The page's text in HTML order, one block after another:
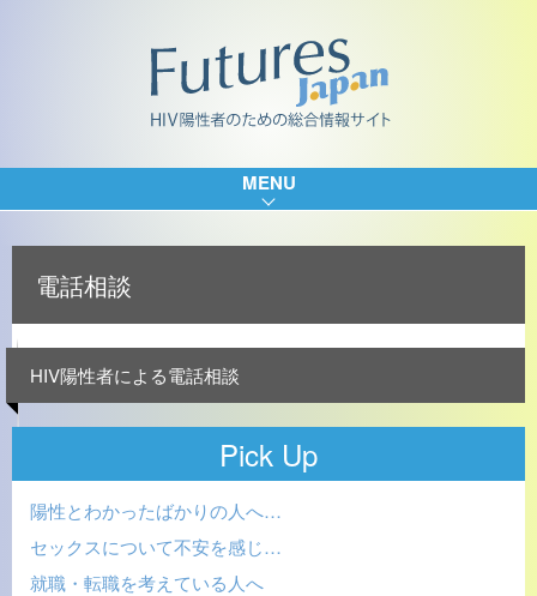
MENU
電話相談
HIV陽性者による電話相談
Pick Up
陽性とわかったばかりの人へ…
セックスについて不安を感じ…
就職・転職を考えている人へ